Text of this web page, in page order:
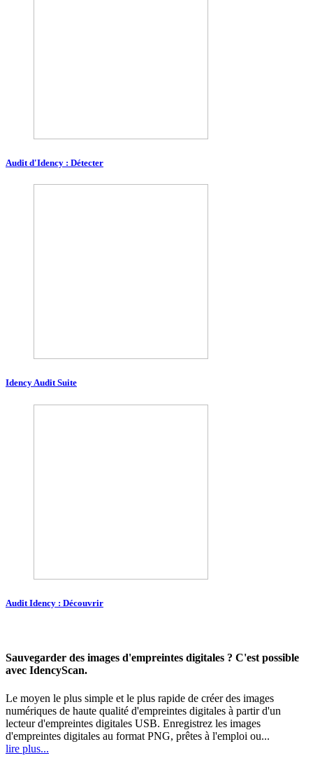
Audit d'Idency : Détecter
Idency Audit Suite
Audit Idency : Découvrir
Sauvegarder des images d'empreintes digitales ? C'est possible
avec IdencyScan.
Le moyen le plus simple et le plus rapide de créer des images
numériques de haute qualité d'empreintes digitales à partir d'un
lecteur d'empreintes digitales USB. Enregistrez les images
d'empreintes digitales au format PNG, prêtes à l'emploi ou...
lire plus...